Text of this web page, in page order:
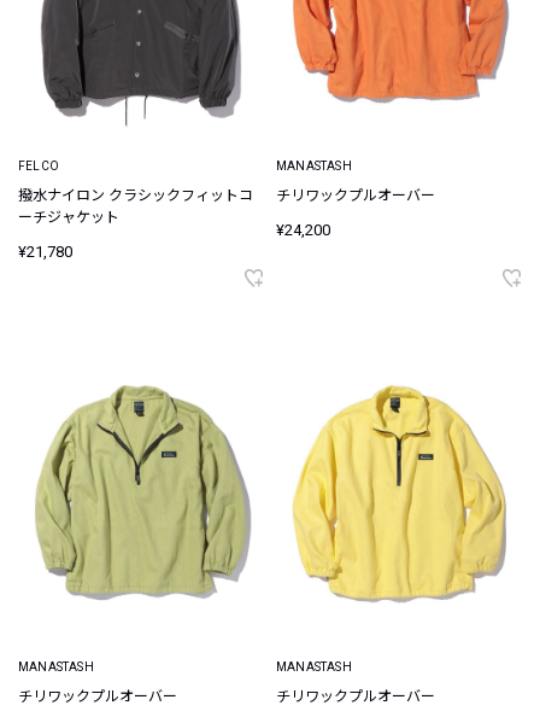
FELCO
撥水ナイロン クラシックフィットコ
ーチジャケット
¥21,780
MANASTASH
チリワックプルオーバー
¥24,200
MANASTASH
チリワックプルオーバー
MANASTASH
チリワックプルオーバー